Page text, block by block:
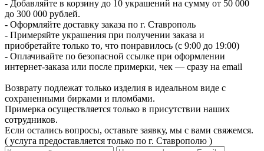
- Добавляйте в корзину до 10 украшений на сумму от 50 000
до 300 000 рублей.
- Оформляйте доставку заказа по г. Ставрополь
- Примеряйте украшения при получении заказа и
приобретайте только то, что понравилось (с 9:00 до 19:00)
- Оплачивайте по безопасной ссылке при оформлении
интернет-заказа или после примерки, чек — сразу на email
Возврату подлежат только изделия в идеальном виде с
сохраненными бирками и пломбами.
Примерка осуществляется только в присутствии наших
сотрудников.
Если остались вопросы, оставьте заявку, мы с вами свяжемся.
( услуга предоставляется только по г. Ставрополю )